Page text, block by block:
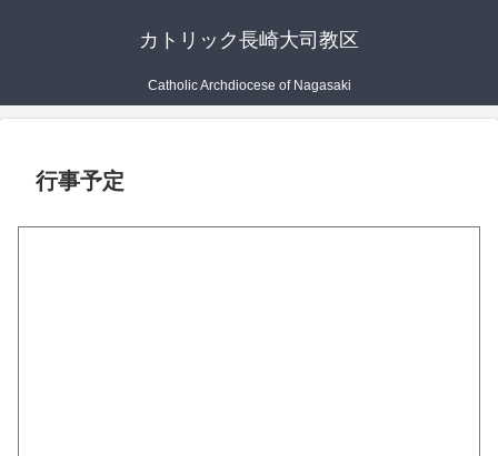
カトリック長崎大司教区
Catholic Archdiocese of Nagasaki
行事予定